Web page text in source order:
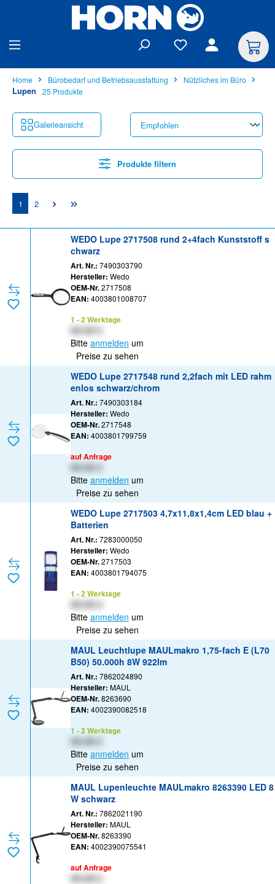
Home Bürobedarf und Betriebsausstattung Nützliches im Büro
Lupen 25 Produkte
Galerieansicht
Produkte filtern
Seite
1 Seite
2
WEDO Lupe 2717508 rund 2+4fach Kunststoff s
chwarz
Art. Nr.: 7490303790
Hersteller: Wedo
OEM-Nr.2717508
EAN: 4003801008707
1 - 2 Werktage
Bitte anmelden um
Preise zu sehen
WEDO Lupe 2717548 rund 2,2fach mit LED rahm
enlos schwarz/chrom
Art. Nr.: 7490303184
Hersteller: Wedo
OEM-Nr.2717548
EAN: 4003801799759
auf Anfrage
Bitte anmelden um
Preise zu sehen
WEDO Lupe 2717503 4,7x11,8x1,4cm LED blau +
Batterien
Art. Nr.: 7283000050
Hersteller: Wedo
OEM-Nr.2717503
EAN: 4003801794075
1 - 2 Werktage
Bitte anmelden um
Preise zu sehen
MAUL Leuchtlupe MAULmakro 1,75-fach E (L70
B50) 50.000h 8W 922lm
Art. Nr.: 7862024890
Hersteller: MAUL
OEM-Nr.8263690
EAN: 4002390082518
1 - 2 Werktage
Bitte anmelden um
Preise zu sehen
MAUL Lupenleuchte MAULmakro 8263390 LED 8
W schwarz
Art. Nr.: 7862021190
Hersteller: MAUL
OEM-Nr.8263390
EAN: 4002390075541
auf Anfrage